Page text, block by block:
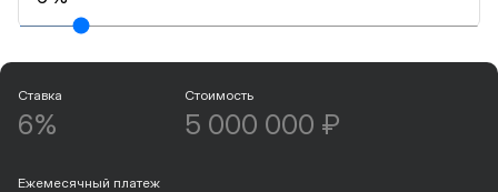
Ставка
6%
Стоимость
5 000 000 ₽
Ежемесячный платеж